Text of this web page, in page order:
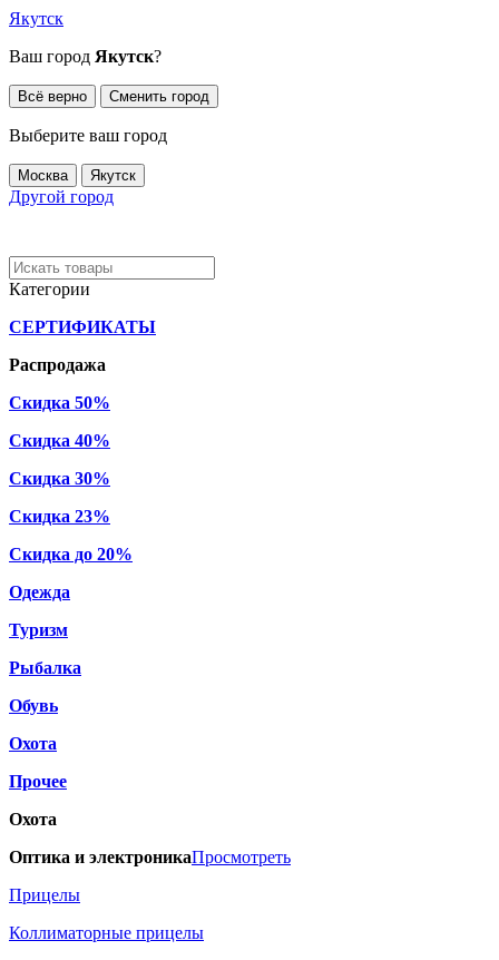
Якутск
Ваш город Якутск?
Всё верно Сменить город
Выберите ваш город
Москва Якутск
Другой город
Категории
СЕРТИФИКАТЫ
Распродажа
Скидка 50%
Скидка 40%
Скидка 30%
Скидка 23%
Скидка до 20%
Одежда
Туризм
Рыбалка
Обувь
Охота
Прочее
Охота
Оптика и электроникаПросмотреть
Прицелы
Коллиматорные прицелы